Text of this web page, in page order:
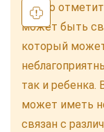
Важно
может быть
который
так и
может иметь
связан с